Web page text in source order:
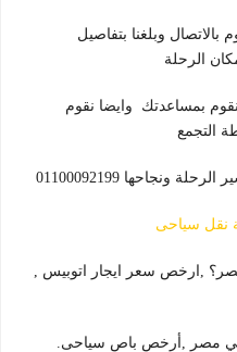
وبلغنا بتفاصيل
الرحلة
نقوم بمساعدتك وايضا نقوم
التجمع
01100092199
نقل سياحى
,ارخص سعر ايجار اتوبيس ,
في مصر ,أرخص باص سياحى.